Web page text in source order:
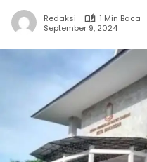
Redaksi
1 Min Baca
September 9, 2024